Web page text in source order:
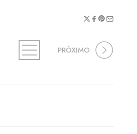
PRÓXIMO